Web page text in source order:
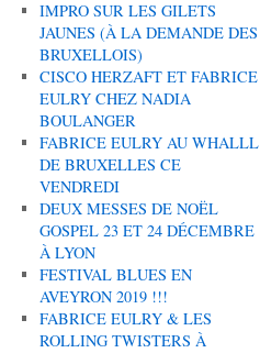
IMPRO SUR LES GILETS
JAUNES (À LA DEMANDE DES
BRUXELLOIS)
CISCO HERZAFT ET FABRICE
EULRY CHEZ NADIA
BOULANGER
FABRICE EULRY AU WHALLL
DE BRUXELLES CE
VENDREDI
DEUX MESSES DE NOËL
GOSPEL 23 ET 24 DÉCEMBRE
À LYON
FESTIVAL BLUES EN
AVEYRON 2019 !!!
FABRICE EULRY & LES
ROLLING TWISTERS À